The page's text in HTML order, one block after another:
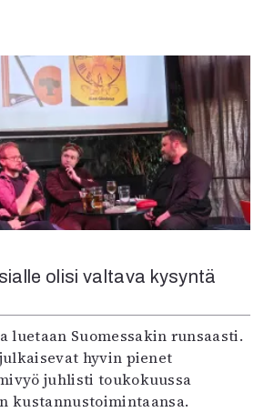
olisi valtava kysyntä
luetaan Suomessakin runsaasti.
hyvin pienet
juhlisti toukokuussa
kustannustoimintaansa.